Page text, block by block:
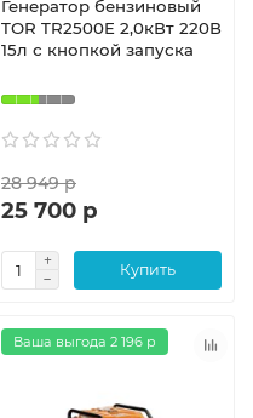
Генератор бензиновый
TOR TR2500E 2,0кВт 220В
15л с кнопкой запуска
28 949 р
25 700 р
Купить
Ваша выгода 2 196 р